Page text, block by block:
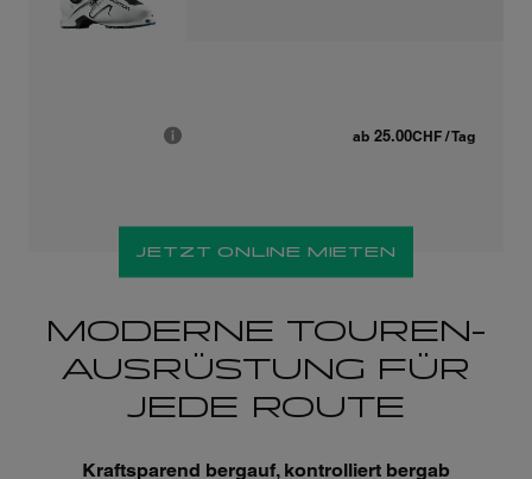
ab 25.00CHF / Tag
JETZT ONLINE MIETEN
MODERNE TOUREN­
AUSRÜSTUNG FÜR
JEDE ROUTE
Kraftsparend bergauf, kontrolliert bergab